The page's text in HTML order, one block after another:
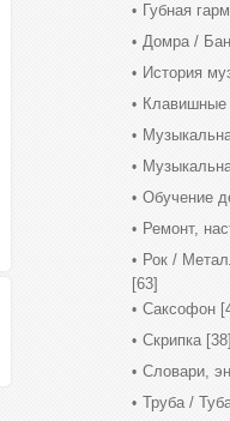
Губная
Домра /
История
Клавишные
Обучение
Ремонт,
Рок /
[63]
Саксофон
Скрипка [38]
Словари,
Труба /